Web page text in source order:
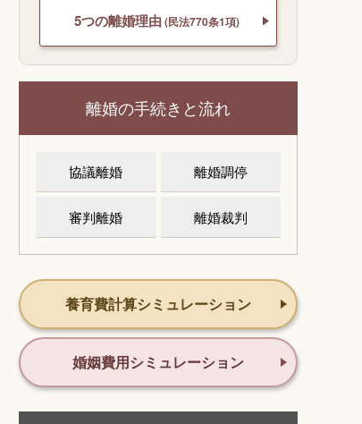
5つの離婚理由 (民法770条1項)
離婚の手続きと流れ
協議離婚 離婚調停
審判離婚 離婚裁判
養育費計算シミュレーション
婚姻費用シミュレーション